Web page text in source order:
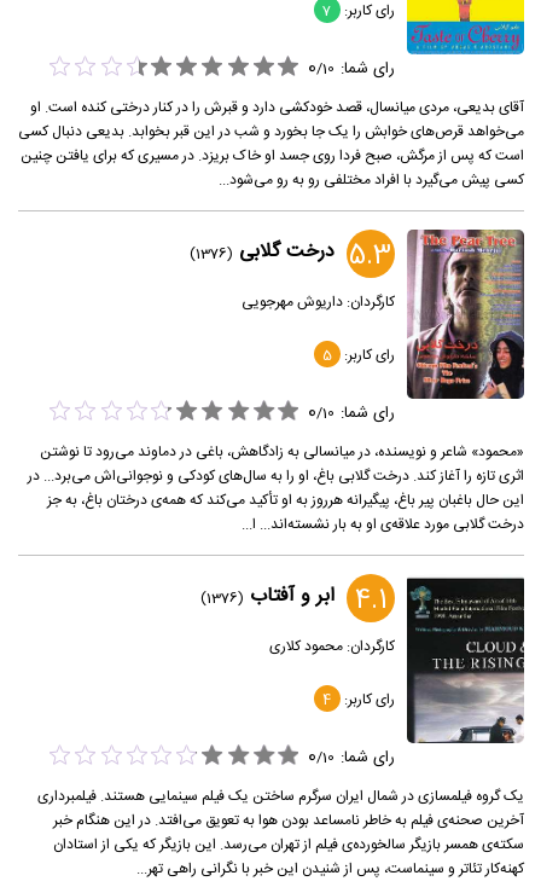
رای کاربر: 7
رای شما: 0/10
آقای بدیعی، مردی میانسال، قصد خودکشی دارد و قبرش را در کنار درختی کنده است. او
می‌خواهد قرص‌های خوابش را یک جا بخورد و شب در این قبر بخوابد. بدیعی دنبال کسی
است که پس از مرگش، صبح فردا روی جسد او خاک بریزد. در مسیری که برای یافتن چنین
کسی پیش می‌گیرد با افراد مختلفی رو به رو می‌شود...
5.3 درخت گلابی (1376)
کارگردان:داریوش مهرجویی
رای کاربر: 5
رای شما: 0/10
«محمود» شاعر و نویسنده، در میانسالی به زادگاهش، باغی در دماوند می‌رود تا نوشتن
اثری تازه را آغاز کند. درخت گلابی باغ، او را به سال‌های کودکی و نوجوانی‌اش می‌برد... در
این حال باغبان پیر باغ، پیگیرانه هرروز به او تأکید می‌کند که همه‌ی درختان باغ، به جز
درخت گلابی مورد علاقه‌ی او به بار نشسته‌اند... ا...
4.1 ابر و آفتاب (1376)
کارگردان:محمود کلاری
رای کاربر: 4
رای شما: 0/10
یک گروه فیلمسازی در شمال ایران سرگرم ساختن یک فیلم سینمایی هستند. فیلمبرداری
آخرین صحنه‌ی فیلم به خاطر نامساعد بودن هوا به تعویق می‌افتد. در این هنگام خبر
سکته‌ی همسر بازیگر سالخورده‌ی فیلم از تهران می‌رسد. این بازیگر که یکی از استادان
کهنه‌کار تئاتر و سینماست، پس از شنیدن این خبر با نگرانی راهی تهر...